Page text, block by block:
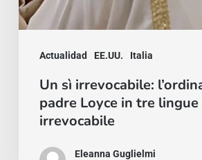
Actualidad EE.UU. Italia
sì
irrevocabile
Un sì irrevocabile:
padre Loyce in tre lingue
irrevocabile
Eleanna Guglielmi